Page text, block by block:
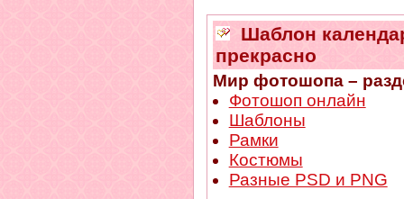
Шаблон
прекрасно
Мир фотошопа –
Фотошоп онлайн
Шаблоны
Рамки
Костюмы
Разные PSD и PNG